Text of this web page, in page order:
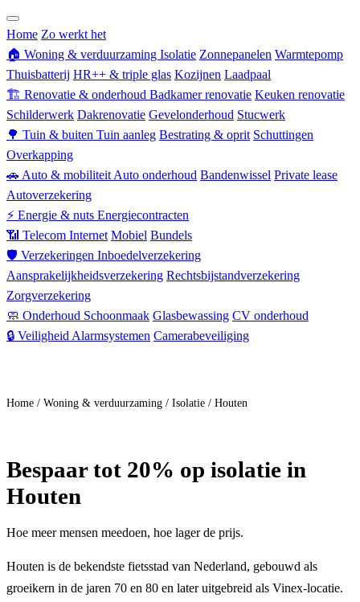
Home Zo werkt het
🏠 Woning & verduurzaming Isolatie Zonnepanelen Warmtepomp
Thuisbatterij HR++ & triple glas Kozijnen Laadpaal
🏗 Renovatie & onderhoud Badkamer renovatie Keuken renovatie
Schilderwerk Dakrenovatie Gevelonderhoud Stucwerk
🌳 Tuin & buiten Tuin aanleg Bestrating & oprit Schuttingen
Overkapping
🚗 Auto & mobiliteit Auto onderhoud Bandenwissel Private lease
Autoverzekering
⚡ Energie & nuts Energiecontracten
📶 Telecom Internet Mobiel Bundels
🛡 Verzekeringen Inboedelverzekering
Aansprakelijkheidsverzekering Rechtsbijstandverzekering
Zorgverzekering
🧼 Onderhoud Schoonmaak Glasbewassing CV onderhoud
🔒 Veiligheid Alarmsystemen Camerabeveiliging
Home / Woning & verduurzaming / Isolatie / Houten
Bespaartot 20% op isolatie in
Houten
Hoe meer mensen meedoen, hoe lager de prijs.
Houten is de bekendste fietsstad van Nederland, gebouwd als
groeikern in de jaren 70 en 80 en later uitgebreid als Vinex-locatie.